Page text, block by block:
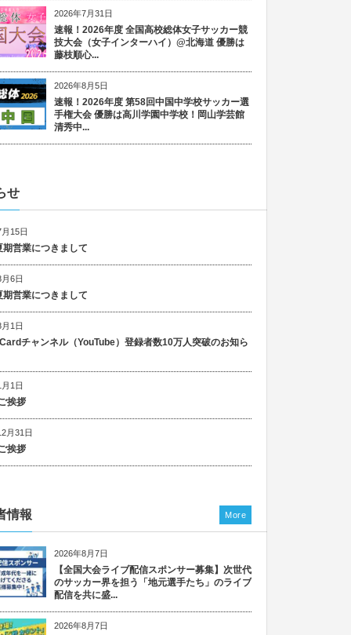
2026年7月31日
速報！2026年度 全国高校総体女子サッカー競
技大会（女子インターハイ）@北海道 優勝は
藤枝順心...
2026年8月5日
速報！2026年度 第58回中国中学校サッカー選
手権大会 優勝は高川学園中学校！岡山学芸館
清秀中...
せ
15日
期営業につきまして
6日
期営業につきまして
1日
チャンネル（YouTube）登録者数10万人突破のお知ら
1日
挨拶
月31日
挨拶
情報
2026年8月7日
【全国大会ライブ配信スポンサー募集】次世代
のサッカー界を担う「地元選手たち」のライブ
配信を共に盛...
2026年8月7日
More